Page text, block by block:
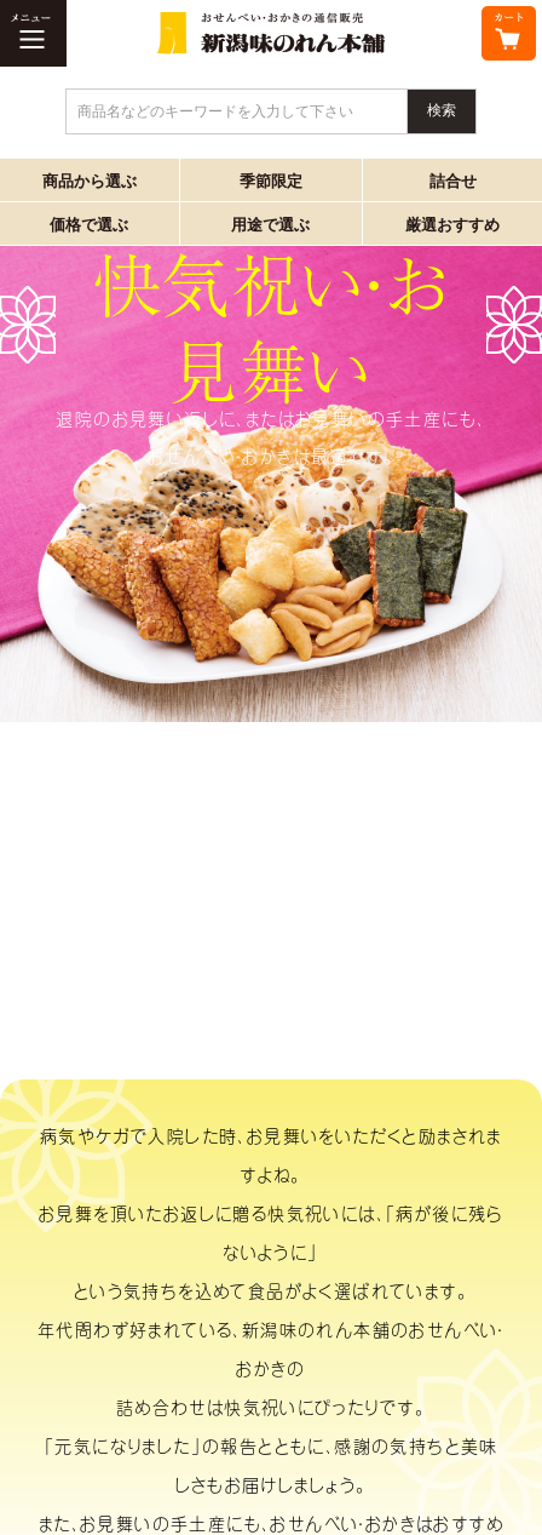
商品名などのキーワードを入力して下さい
商品から選ぶ 季節限定 詰合せ
価格で選ぶ 用途で選ぶ 厳選おすすめ
快気祝い・お
見舞い
退院のお見舞い返しに、またはお見舞いの手土産にも、
おせんべい・おかきは最適です。
病気やケガで入院した時、お見舞いをいただくと励まされま
すよね。
お見舞を頂いたお返しに贈る快気祝いには、「病が後に残ら
ないように」
という気持ちを込めて食品がよく選ばれています。
年代問わず好まれている、新潟味のれん本舗のおせんべい・
おかきの
詰め合わせは快気祝いにぴったりです。
「元気になりました」の報告とともに、感謝の気持ちと美味
しさもお届けしましょう。
また、お見舞いの手土産にも、おせんべい・おかきはおすすめ